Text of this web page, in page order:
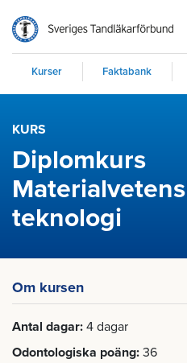
Kurser Faktabank
KURS
Diplomkurs
teknologi
Om kursen
Antal dagar 4 dagar
Odontologiska poäng 36